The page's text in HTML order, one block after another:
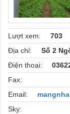
Lượt xem:
703
Địa chỉ:
Số 2
Điện thoại:
Fax:
Email:
Sky: